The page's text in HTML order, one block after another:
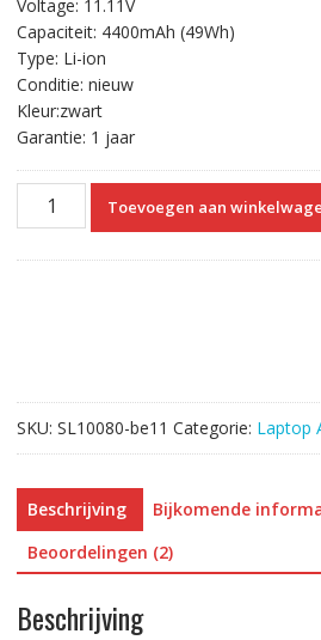
was:
€64.22.
is:
€36.63.
Voltage: 11.11V
Capaciteit: 4400mAh (49Wh)
Type: Li-ion
Conditie: nieuw
Kleur:zwart
Garantie: 1 jaar
Originele
S
aantal
Toevoegen aan
SKU: SL10080-be11 Categorie: Laptop
Beschrijving
Bijkomende
Beoordelingen (2)
Beschrijving